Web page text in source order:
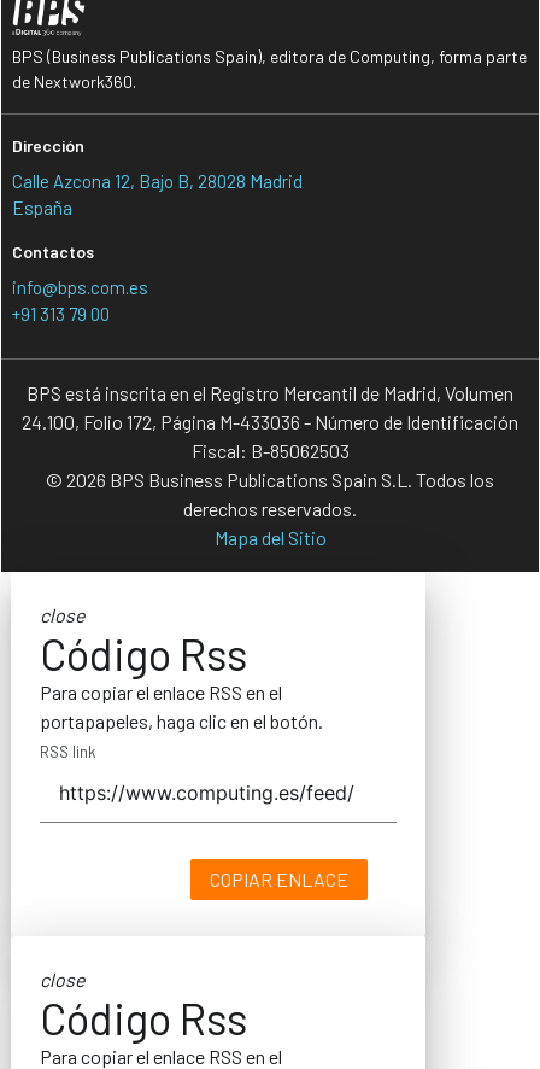
BPS (Business Publications Spain), editora de Computing, forma parte
de Nextwork360.
Dirección
Calle Azcona 12, Bajo B, 28028 Madrid
España
Contactos
info@bps.com.es
+91 313 79 00
BPS está inscrita en el Registro Mercantil de Madrid, Volumen
24.100, Folio 172, Página M-433036 - Número de Identificación
Fiscal: B-85062503
© 2026 BPS Business Publications Spain S.L. Todos los
derechos reservados.
Mapa del Sitio
close
Código Rss
Para copiar el enlace RSS en el
portapapeles, haga clic en el botón.
RSS link
COPIAR ENLACE
close
Código Rss
Para copiar el enlace RSS en el